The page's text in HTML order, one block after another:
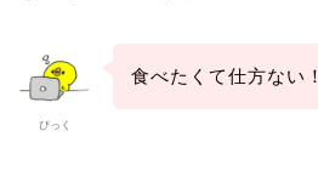
ぴっく
食べたくて仕方ない！